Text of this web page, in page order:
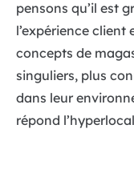
pensons qu’il est
l’expérience
concepts de
singuliers, plus
dans leur
répond